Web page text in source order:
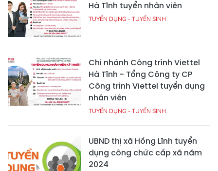
Hà Tĩnh tuyển nhân viên
TUYỂN DỤNG - TUYỂN SINH
Chi nhánh Công trình Viettel
Hà Tĩnh - Tổng Công ty CP
Công trình Viettel tuyển dụng
nhân viên
TUYỂN DỤNG - TUYỂN SINH
UBND thị xã Hồng Lĩnh tuyển
dụng công chức cấp xã năm
2024